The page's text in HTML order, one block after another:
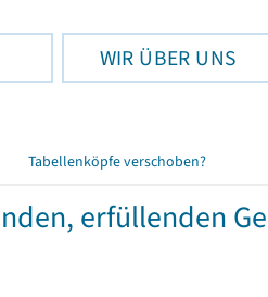
WIR ÜBER UNS
Tabellenköpfe verschoben?
erfüllenden